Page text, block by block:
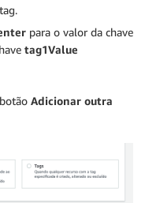
para o valor da chave
tag1Value
Adicionar outra